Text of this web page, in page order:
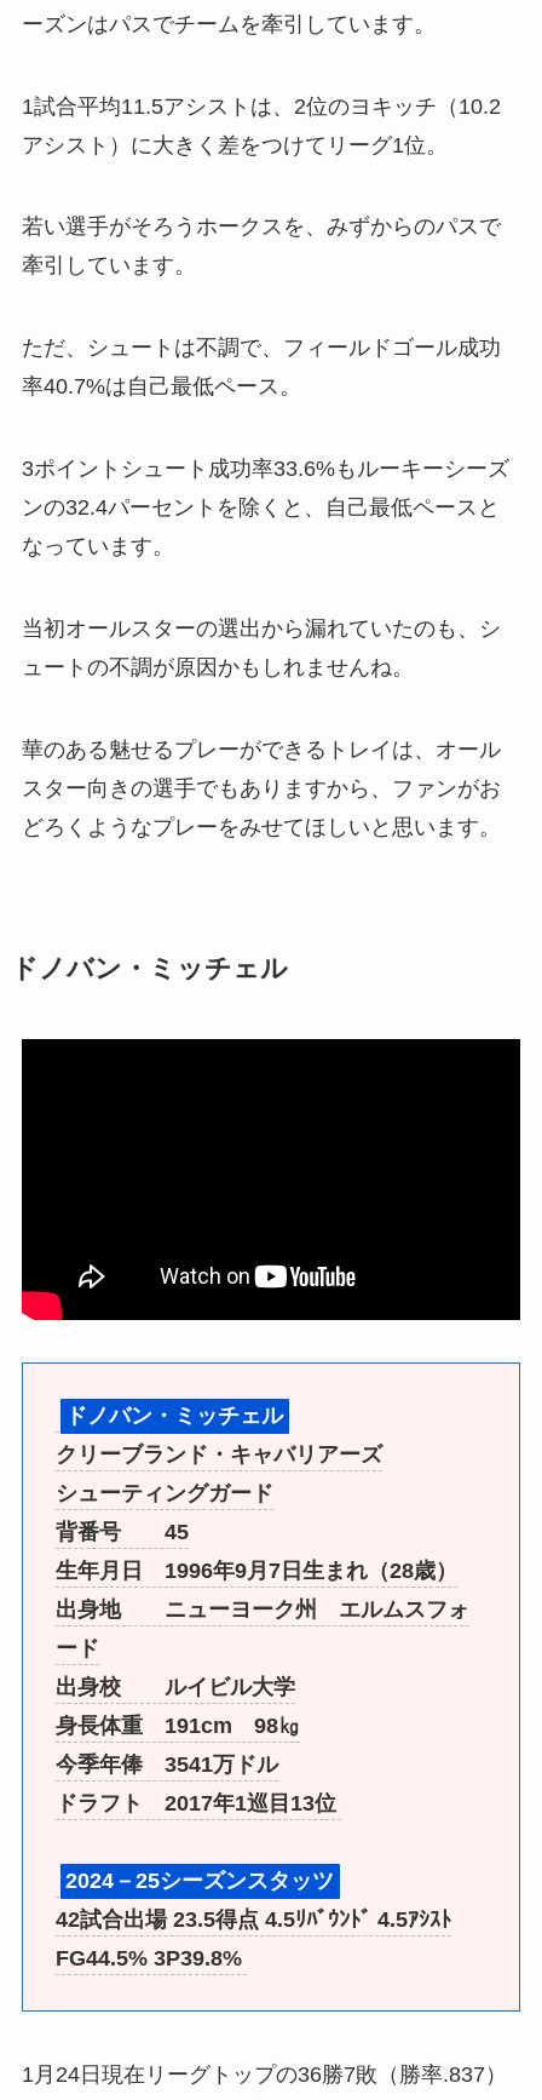
ーズンはパスでチームを牽引しています。
1試合平均11.5アシストは、2位のヨキッチ（10.2
アシスト）に大きく差をつけてリーグ1位。
若い選手がそろうホークスを、みずからのパスで
牽引しています。
ただ、シュートは不調で、フィールドゴール成功
率40.7%は自己最低ペース。
3ポイントシュート成功率33.6%もルーキーシーズ
ンの32.4パーセントを除くと、自己最低ペースと
なっています。
当初オールスターの選出から漏れていたのも、シ
ュートの不調が原因かもしれませんね。
華のある魅せるプレーができるトレイは、オール
スター向きの選手でもありますから、ファンがお
どろくようなプレーをみせてほしいと思います。
ドノバン・ミッチェル
ドノバン・ミッチェル
クリーブランド・キャバリアーズ
シューティングガード
背番号 45
生年月日 1996年9月7日生まれ（28歳）
出身地 ニューヨーク州 エルムスフォ
ード
出身校 ルイビル大学
身長体重 191cm 98㎏
今季年俸 3541万ドル
ドラフト 2017年1巡目13位
2024－25シーズンスタッツ
42試合出場 23.5得点 4.5ﾘﾊﾞｳﾝﾄﾞ 4.5ｱｼｽﾄ
FG44.5% 3P39.8%
1月24日現在リーグトップの36勝7敗（勝率.837）